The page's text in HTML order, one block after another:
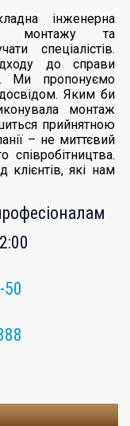
інженерна
монтажу та
спеціалістів.
до справи
Ми пропонуємо
досвідом. Яким би
монтаж
прийнятною
– не миттєвий
клієнтів, які нам
50